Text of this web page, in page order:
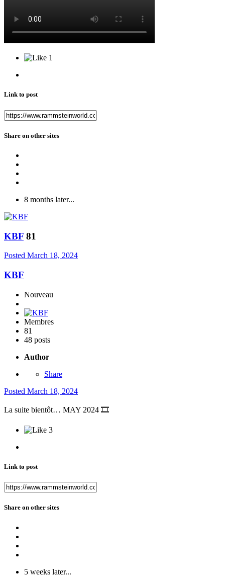
1
Link to post
Share on other sites
8 months later...
KBF 81
Posted March 18, 2024
KBF
Nouveau
Membres
81
48 posts
Author
Share
Posted March 18, 2024
La suite bientôt… MAY 2024 🎞️
3
Link to post
Share on other sites
5 weeks later...